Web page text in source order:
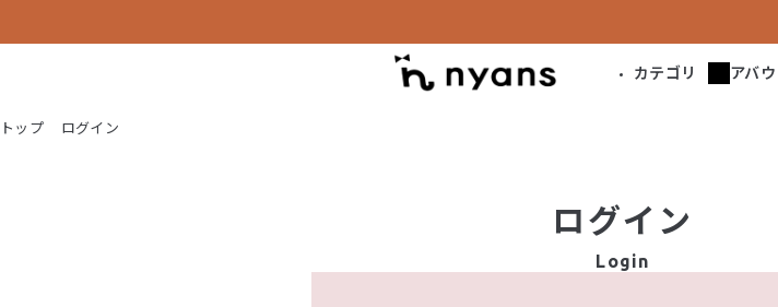
カテゴリ アバ
トップ ログイン
ログイン
Login